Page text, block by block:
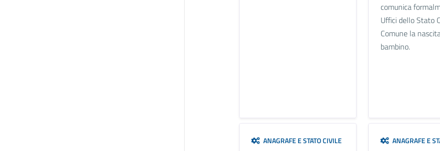
comunica
Uffici dello Stato
Comune la
bambino.
ANAGRAFE E STATO CIVILE ANAGRAFE E